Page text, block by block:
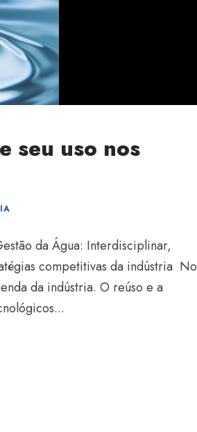
seu uso nos
da Água: Interdisciplinar,
competitivas da indústria No
da indústria. O reúso e a